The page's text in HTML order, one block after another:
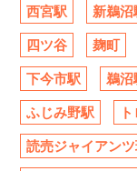
西宮駅 新鵜沼
四ツ谷 麹町
下今市駅 鵜沼
ふじみ野駅
読売ジャイアン